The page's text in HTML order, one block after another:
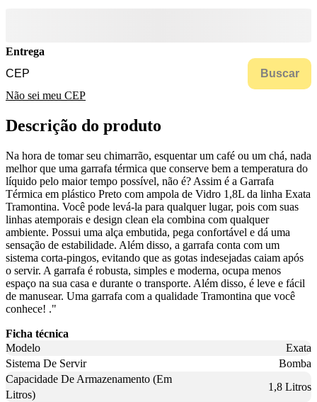
Entrega
Buscar
Não sei meu CEP
Descrição do produto
Na hora de tomar seu chimarrão, esquentar um café ou um chá, nada
melhor que uma garrafa térmica que conserve bem a temperatura do
líquido pelo maior tempo possível, não é? Assim é a Garrafa
Térmica em plástico Preto com ampola de Vidro 1,8L da linha Exata
Tramontina. Você pode levá-la para qualquer lugar, pois com suas
linhas atemporais e design clean ela combina com qualquer
ambiente. Possui uma alça embutida, pega confortável e dá uma
sensação de estabilidade. Além disso, a garrafa conta com um
sistema corta-pingos, evitando que as gotas indesejadas caiam após
o servir. A garrafa é robusta, simples e moderna, ocupa menos
espaço na sua casa e durante o transporte. Além disso, é leve e fácil
de manusear. Uma garrafa com a qualidade Tramontina que você
conhece! ."
Ficha técnica
Modelo
Exata
Sistema De Servir
Bomba
Capacidade De Armazenamento (Em
Litros)
1,8 Litros